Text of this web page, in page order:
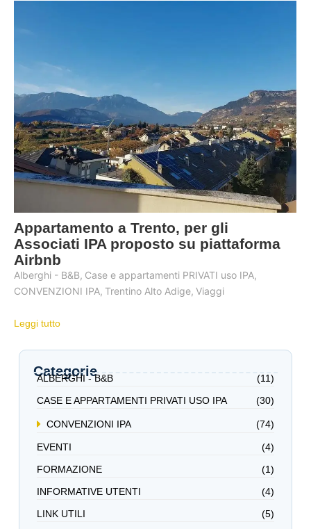
Appartamento a Trento, per gli
Associati IPA proposto su piattaforma
Airbnb
Alberghi - B&B, Case e appartamenti PRIVATI uso IPA,
CONVENZIONI IPA, Trentino Alto Adige, Viaggi
Leggi tutto
Categorie
ALBERGHI - B&B
(11)
CASE E APPARTAMENTI PRIVATI USO IPA
(30)
CONVENZIONI IPA (74)
EVENTI
(4)
FORMAZIONE
(1)
INFORMATIVE UTENTI
(4)
LINK UTILI
(5)